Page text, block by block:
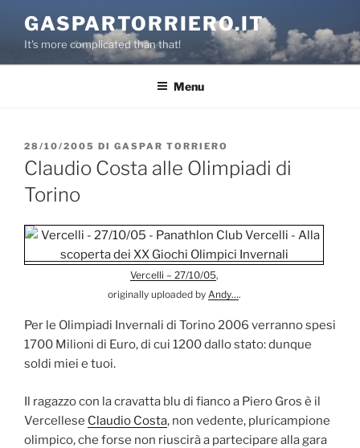
contenuto
GASPARTORRIERO.IT
It's more complicated than that!
Menu
PUBBLICATO
IL
28/10/2005 DI GASPAR TORRIERO
Claudio Costa alle Olimpiadi di
Torino
Vercelli – 27/10/05,
originally uploaded by Andy….
Per le Olimpiadi Invernali di Torino 2006 verranno spesi
1700 Milioni di Euro, di cui 1200 dallo stato: dunque
soldi miei e tuoi.
Il ragazzo con la cravatta blu di fianco a Piero Gros è il
Vercellese Claudio Costa, non vedente, pluricampione
olimpico, che forse non riuscirà a partecipare alla gara